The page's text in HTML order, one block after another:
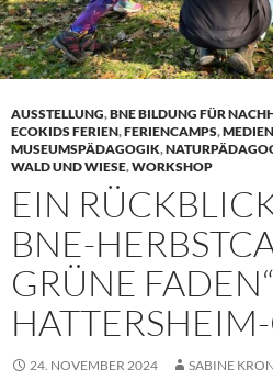
AUSSTELLUNG,BNE BILDUNG FÜR
ECOKIDS FERIEN,FERIENCAMPS,
MUSEUMSPÄDAGOGIK,
WALD UND WIESE,WORKSHOP
EIN
BNE-
GRÜNE
24. NOVEMBER 2024 SABINE